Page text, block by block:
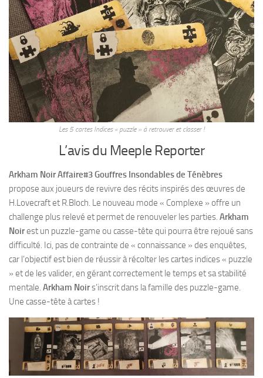
Les 5 cartes Indices « puzzle » à retrouver et classer !
L’avis du Meeple Reporter
Arkham Noir Affaire#3 Gouffres Insondables de Ténèbres
propose aux joueurs de revivre des récits inspirés des œuvres de
H.Lovecraft et R.Bloch. Le nouveau mode « Complexe » offre un
challenge plus relevé et permet de renouveler les parties. Arkham
Noirest un puzzle-game ou casse-tête qui pourra être rejoué sans
difficulté. Ici, pas de contrainte de « connaissance » des enquêtes,
car l’objectif est bien de réussir à récolter les cartes indices « puzzle
» et de les valider, en gérant correctement le temps et sa stabilité
mentale. Arkham Noirs’inscrit dans la famille des puzzle-game.
Une casse-tête à cartes !